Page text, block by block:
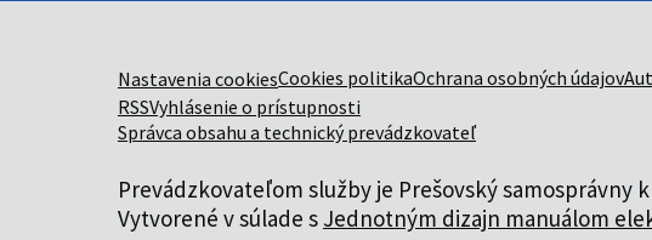
Nastavenia cookiesCookies politikaOchrana osobných údajov
RSSVyhlásenie o prístupnosti
Správca obsahu a technický prevádzkovateľ
Prevádzkovateľom služby je Prešovský samosprávny
Vytvorené v súlade s Jednotným dizajn manuálom